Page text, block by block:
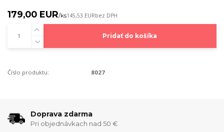
179,00 EUR/ks145,53 EURbez DPH
Pridať do košíka
Číslo produktu: 8027
Doprava zdarma
Pri objednávkach nad 50 €